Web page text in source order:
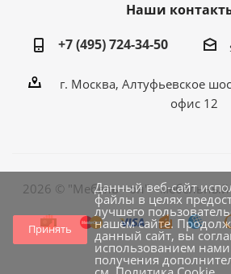
Наши
+7 (495) 724-34-50
г. Москва, Алтуфьевское
офис 12
2026 © "Мебель - он" - мебельный
Принять
Данный веб-сайт
файлы в целях
лучшего
нашем сайте.
данный сайт, вы
использованием
получения